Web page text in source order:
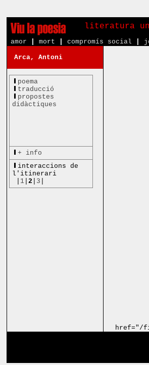
literatura
amor mort compromís social
Arca, Antoni
poema
traducció
propostes
didàctiques
+ info
interaccions de
l'itinerari
1 |2 3
href="/